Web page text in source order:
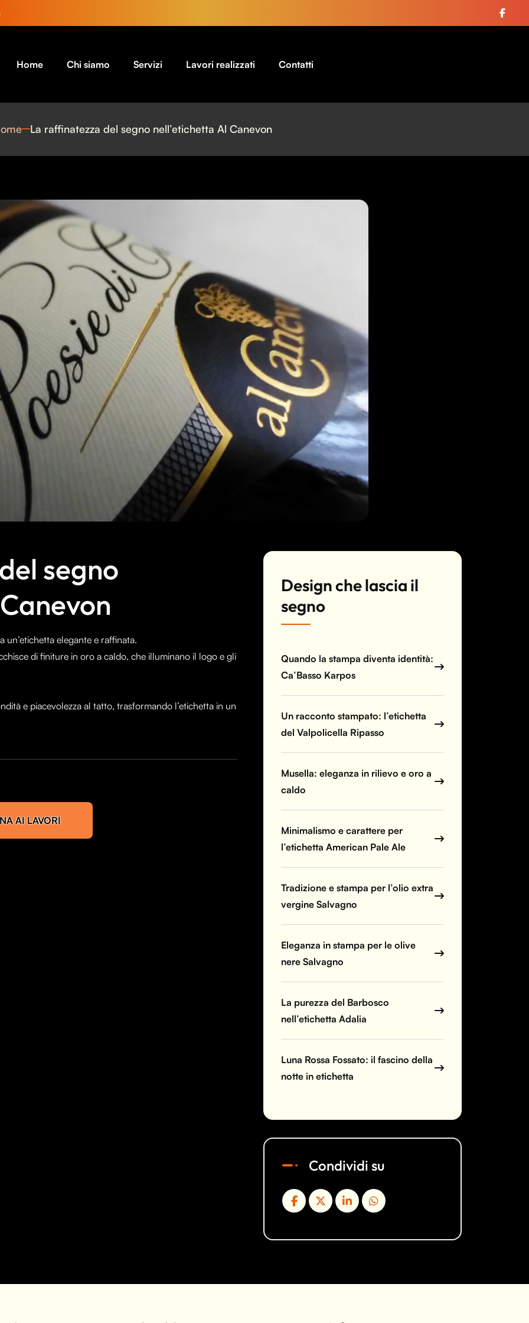
Home Chi siamo Servizi Lavori realizzati Contatti
La raffinatezza del segno nell’etichetta Al Canevon
segno
un’etichetta elegante e raffinata.
di finiture in oro a caldo, che illuminano il logo e gli
e piacevolezza al tatto, trasformando l’etichetta in un
AI LAVORI
Design che lascia il
segno
Quando la stampa diventa identità:
Ca’Basso Karpos
Un racconto stampato: l’etichetta
del Valpolicella Ripasso
Musella: eleganza in rilievo e oro a
caldo
Minimalismo e carattere per
l’etichetta American Pale Ale
Tradizione e stampa per l’olio extra
vergine Salvagno
Eleganza in stampa per le olive
nere Salvagno
La purezza del Barbosco
nell’etichetta Adalia
Luna Rossa Fossato: il fascino della
notte in etichetta
Condividi su